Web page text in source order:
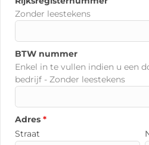
Zonder leestekens
BTW nummer
Enkel in te vullen indien u een
bedrijf - Zonder leestekens
Adres *
Straat